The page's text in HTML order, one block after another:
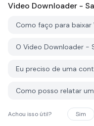
Video Downloader -
Achou isso útil? Sim